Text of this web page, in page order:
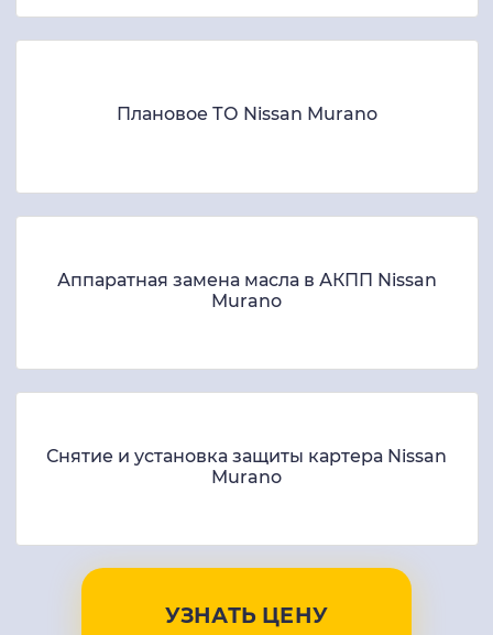
Плановое ТО Nissan Murano
Аппаратная замена масла в АКПП Nissan
Murano
Снятие и установка защиты картера Nissan
Murano
УЗНАТЬ ЦЕНУ